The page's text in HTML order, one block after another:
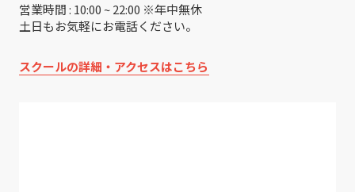
営業時間 : 10:00 ~ 22:00 ※年中無休
土日もお気軽にお電話ください。
スクールの詳細・アクセスはこちら